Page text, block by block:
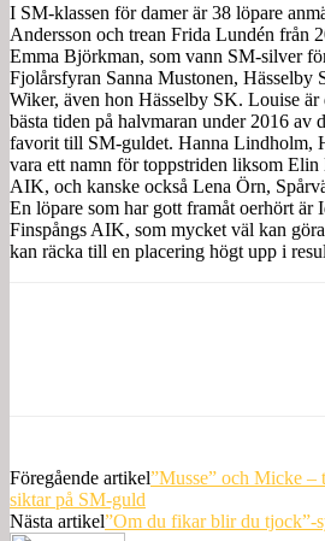
I SM-klassen för damer är 38 löpare
Andersson och trean Frida Lundén från
Emma Björkman, som vann SM-silver
Fjolårsfyran Sanna Mustonen, Hässelby
Wiker, även hon Hässelby SK. Louise är
bästa tiden på halvmaran under 2016 av
favorit till SM-guldet. Hanna Lindholm,
vara ett namn för toppstriden liksom Elin
AIK, och kanske också Lena Örn,
En löpare som har gott framåt oerhört är
Finspångs AIK, som mycket väl kan
kan räcka till en placering högt upp i
Föregående artikel”Musse” och Micke –
siktar på SM-guld
Nästa artikel”Om du fikar blir du tjock”-